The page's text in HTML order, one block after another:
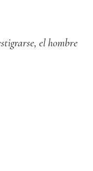
el hombre